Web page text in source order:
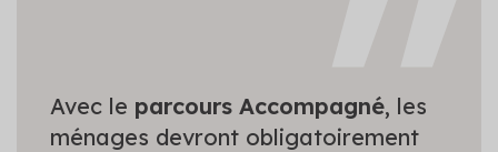
Avec le parcours Accompagné, les
ménages devront obligatoirement